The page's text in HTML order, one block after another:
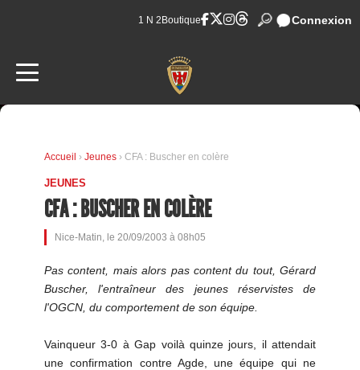
1 N 2 Boutique Connexion
Accueil › Jeunes › CFA : Buscher en colère
JEUNES
CFA : BUSCHER EN COLÈRE
Nice-Matin, le 20/09/2003 à 08h05
Pas content, mais alors pas content du tout, Gérard
Buscher, l'entraîneur des jeunes réservistes de
l'OGCN, du comportement de son équipe.
Vainqueur 3-0 à Gap voilà quinze jours, il attendait
une confirmation contre Agde, une équipe qui ne